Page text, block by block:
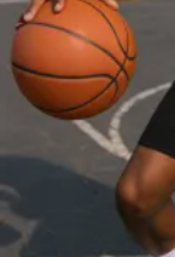
Uomo